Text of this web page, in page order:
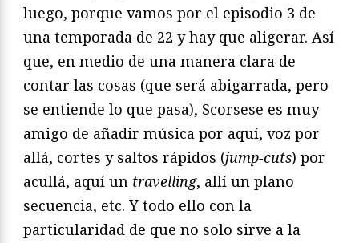
luego, porque vamos por el episodio 3 de
una temporada de 22 y hay que aligerar. Así
que, en medio de una manera clara de
contar las cosas (que será abigarrada, pero
se entiende lo que pasa), Scorsese es muy
amigo de añadir música por aquí, voz por
allá, cortes y saltos rápidos (jump-cuts) por
acullá, aquí un travelling, allí un plano
secuencia, etc. Y todo ello con la
particularidad de que no solo sirve a la